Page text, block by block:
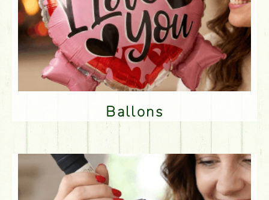
Ballons